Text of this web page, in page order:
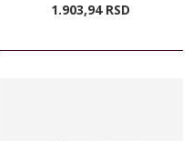
1.903,94 RSD